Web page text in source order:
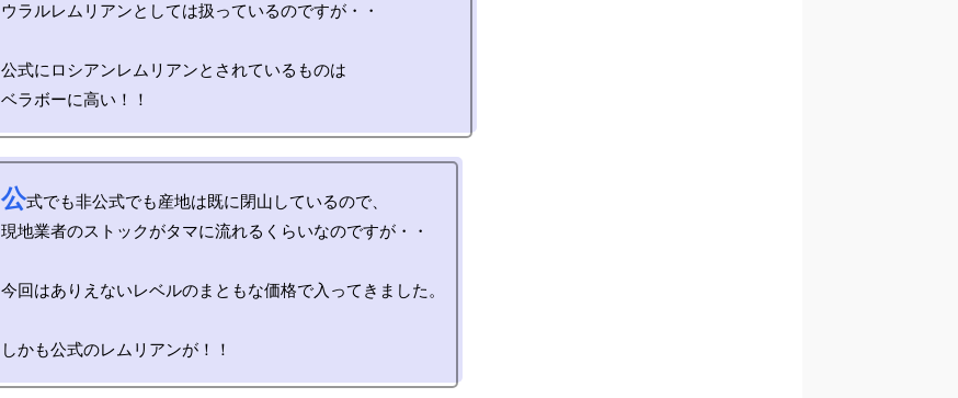
ウラルレムリアンとしては扱っているのですが・・
公式にロシアンレムリアンとされているものは
公式でも非公式でも産地は既に閉山しているので、
現地業者のストックがタマに流れるくらいなのですが・・
今回はありえないレベルのまともな価格で入ってきました。